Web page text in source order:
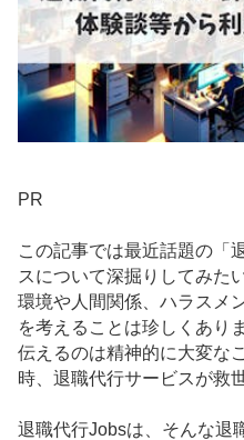
PR
この記事では最近話題の「
スについて深掘りしてみた
環境や人間関係、ハラスメ
を考えることは珍しくあり
伝えるのは精神的に大変な
時、退職代行サービスが救
退職代行Jobsは、そんな退